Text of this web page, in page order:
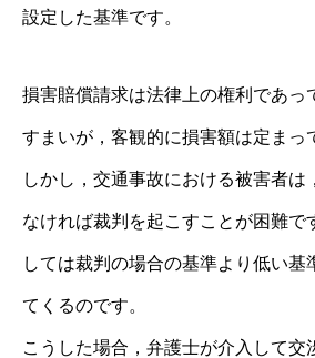
設定した基準です。
損害賠償請求は法律上の権利であっ
すまいが，客観的に損害額は定まっ
しかし，交通事故における被害者は
なければ裁判を起こすことが困難で
しては裁判の場合の基準より低い基
てくるのです。
こうした場合，弁護士が介入して交